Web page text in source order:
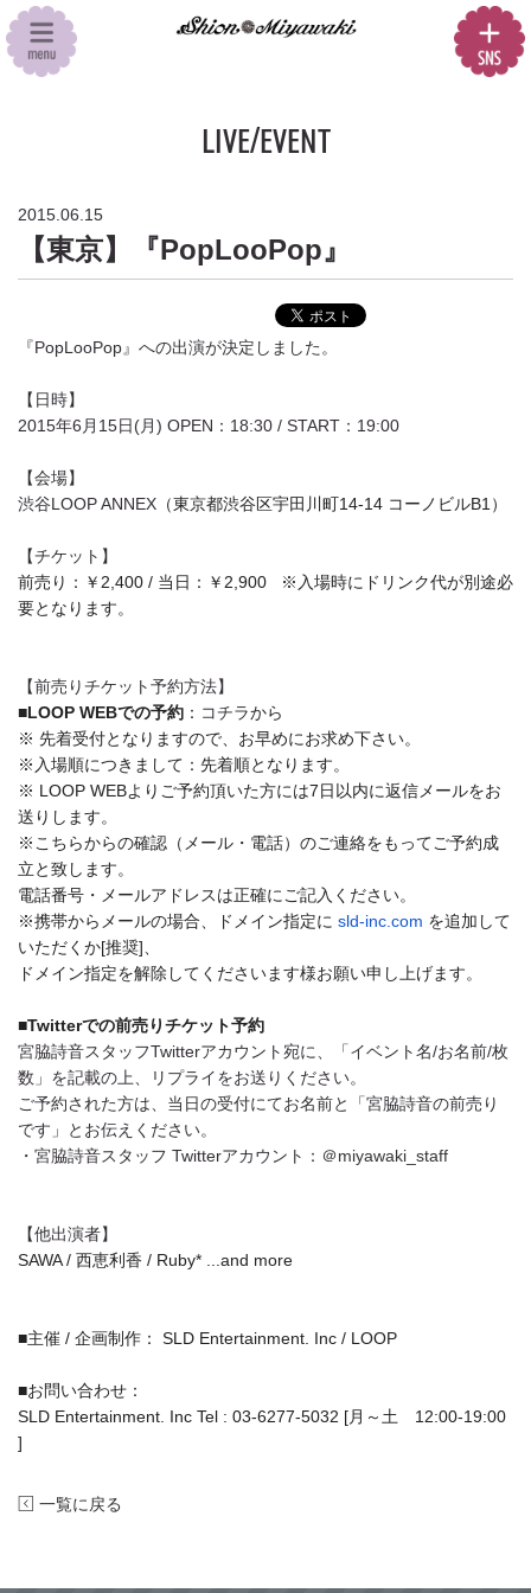
LIVE/EVENT
2015.06.15
【東京】『PopLooPop』
『PopLooPop』への出演が決定しました。
【日時】
2015年6月15日(月) OPEN：18:30 / START：19:00
【会場】
渋谷LOOP ANNEX （東京都渋谷区宇田川町14-14 コーノビルB1）
【チケット】
前売り：￥2,400 / 当日：￥2,900
※入場時にドリンク代が別途必
要となります。
【前売りチケット予約方法】
■LOOP WEBでの予約 ： コチラから
※ 先着受付となりますので、お早めにお求め下さい。
※入場順につきまして：先着順となります。
※ LOOP WEBよりご予約頂いた方には7日以内に返信メールをお
送りします。
※こちらからの確認（メール・電話） のご連絡をもってご予約成
立と致します。
電話番号・メールアドレスは正確にご記入ください。
※携帯からメールの場合、ドメイン指定に sld-inc.com を追加して
いただくか[推奨]、
ドメイン指定を解除してくださいます様お願い申し上げます。
■Twitterでの前売りチケット予約
宮脇詩音スタッフTwitterアカウント宛に、「イベント名/お名前/枚
数」を記載の上、リプライをお送りください。
ご予約された方は、当日の受付にてお名前と「宮脇詩音の前売り
です」とお伝えください。
・宮脇詩音スタッフ Twitterアカウント： ＠miyawaki_staff
【他出演者】
SAWA / 西恵利香 / Ruby* ...and more
■主催 / 企画制作： SLD Entertainment. Inc / LOOP
■お問い合わせ：
SLD Entertainment. Inc Tel : 03-6277-5032 [月～土 12:00-19:00
]
一覧に戻る